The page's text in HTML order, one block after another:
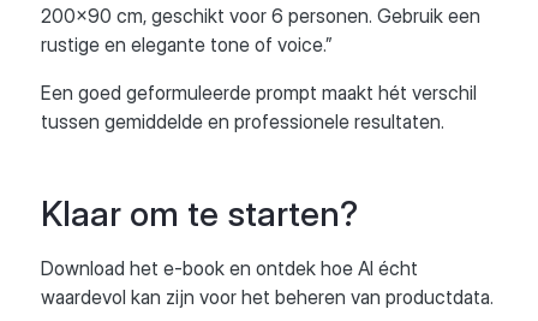
200x90 cm, geschikt voor 6 personen. Gebruik een
rustige en elegante tone of voice.”
Een goed geformuleerde prompt maakt hét verschil
tussen gemiddelde en professionele resultaten.
Klaar om te starten?
Download het e-book en ontdek hoe AI écht
waardevol kan zijn voor het beheren van productdata.